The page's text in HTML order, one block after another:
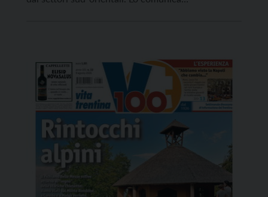
localmente anche più in basso, soprattutto […]